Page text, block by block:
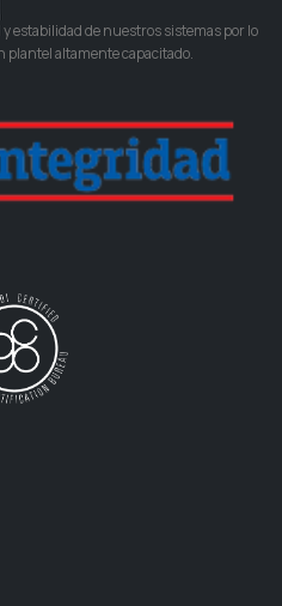
estabilidad de nuestros sistemas por lo
altamente capacitado.